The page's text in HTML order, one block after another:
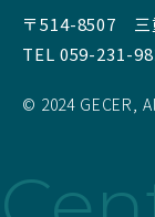
〒514-8507
TEL 059-231-
© 2024 GECER,